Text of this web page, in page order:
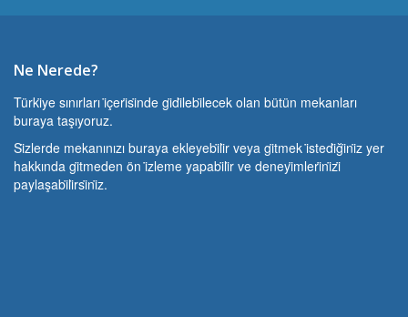
Ne Nerede?
Türki̇ye sınırları i̇çeri̇si̇nde gi̇di̇lebi̇lecek olan bütün mekanları
buraya taşıyoruz.
Si̇zlerde mekanınızı buraya ekleyebi̇li̇r veya gi̇tmek i̇stedi̇ği̇ni̇z yer
hakkında gi̇tmeden ön i̇zleme yapabi̇li̇r ve deneyi̇mleri̇ni̇zi̇
paylaşabi̇li̇rsi̇ni̇z.